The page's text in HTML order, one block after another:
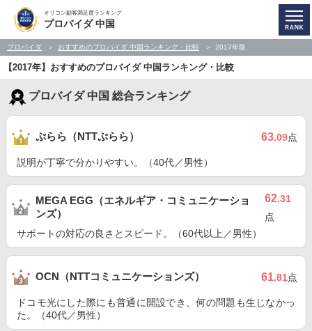
オリコン顧客満足度ランキング
プロバイダ 中国
プロバイダ おすすめのプロバイダ 中国ランキング・比較 2017年版
【2017年】おすすめのプロバイダ 中国ランキング・比較
プロバイダ 中国 総合ランキング
ぷらら（NTTぷらら） 63.09点
説明が丁寧で分かりやすい。（40代／男性）
MEGA EGG（エネルギア・コミュニケーショ
ンズ）
62.31
点
サポートの対応の良さとスピード。（60代以上／男性）
OCN（NTTコミュニケーションズ） 61.81点
ドコモ光にした際にも普通に開設でき、何の問題も生じなかっ
た。（40代／男性）